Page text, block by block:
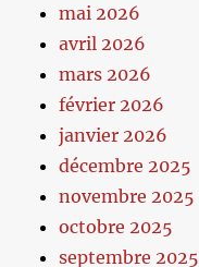
mai 2026
avril 2026
mars 2026
février 2026
janvier 2026
décembre 2025
novembre 2025
octobre 2025
septembre 2025